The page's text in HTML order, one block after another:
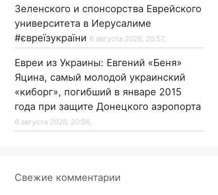
Зеленского и спонсорства Еврейского
университета в Иерусалиме
#євреїзукраїни 6 августа 2026, 20:57,
Евреи из Украины: Евгений «Беня»
Яцина, самый молодой украинский
«киборг», погибший в январе 2015
года при защите Донецкого аэропорта
6 августа 2026, 20:56,
Свежие комментарии